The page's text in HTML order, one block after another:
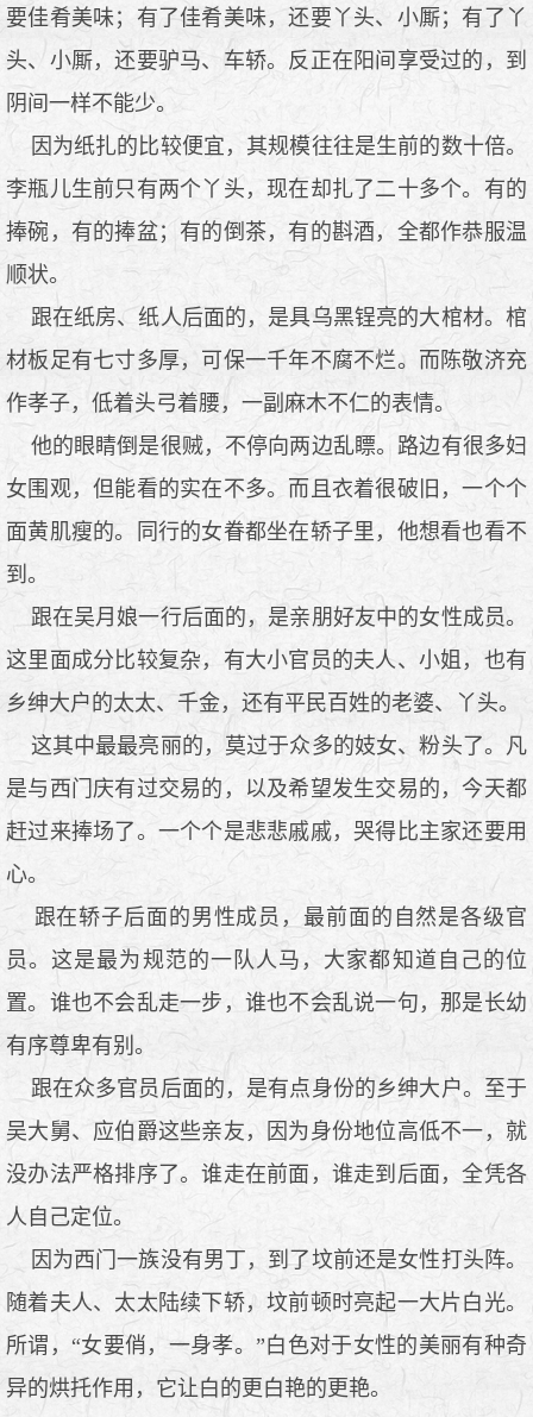
要佳肴美味；有了佳肴美味，还要丫头、小厮；有了丫
头、小厮，还要驴马、车轿。反正在阳间享受过的，到
阴间一样不能少。
因为纸扎的比较便宜，其规模往往是生前的数十倍。
李瓶儿生前只有两个丫头，现在却扎了二十多个。有的
捧碗，有的捧盆；有的倒茶，有的斟酒，全都作恭服温
顺状。
跟在纸房、纸人后面的，是具乌黑锃亮的大棺材。棺
材板足有七寸多厚，可保一千年不腐不烂。而陈敬济充
作孝子，低着头弓着腰，一副麻木不仁的表情。
他的眼睛倒是很贼，不停向两边乱瞟。路边有很多妇
女围观，但能看的实在不多。而且衣着很破旧，一个个
面黄肌瘦的。同行的女眷都坐在轿子里，他想看也看不
到。
跟在吴月娘一行后面的，是亲朋好友中的女性成员。
这里面成分比较复杂，有大小官员的夫人、小姐，也有
乡绅大户的太太、千金，还有平民百姓的老婆、丫头。
这其中最最亮丽的，莫过于众多的妓女、粉头了。凡
是与西门庆有过交易的，以及希望发生交易的，今天都
赶过来捧场了。一个个是悲悲戚戚，哭得比主家还要用
心。
跟在轿子后面的男性成员，最前面的自然是各级官
员。这是最为规范的一队人马，大家都知道自己的位
置。谁也不会乱走一步，谁也不会乱说一句，那是长幼
有序尊卑有别。
跟在众多官员后面的，是有点身份的乡绅大户。至于
吴大舅、应伯爵这些亲友，因为身份地位高低不一，就
没办法严格排序了。谁走在前面，谁走到后面，全凭各
人自己定位。
因为西门一族没有男丁，到了坟前还是女性打头阵。
随着夫人、太太陆续下轿，坟前顿时亮起一大片白光。
所谓，“女要俏，一身孝。”白色对于女性的美丽有种奇
异的烘托作用，它让白的更白艳的更艳。